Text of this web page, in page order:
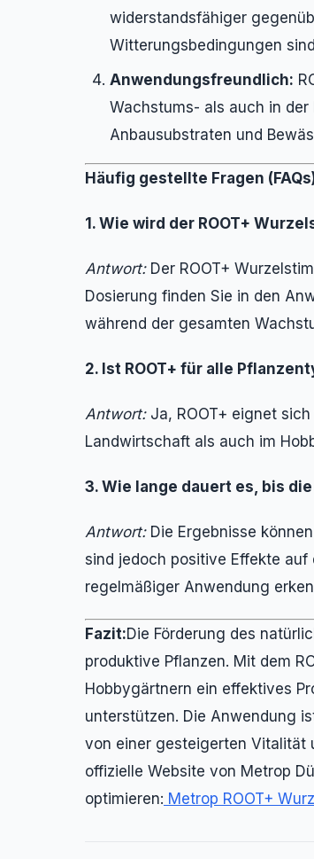
widerstandsfähiger
Witterungsbedingungen
Anwendungsfreundlich:
Wachstums- als auch in
Anbausubstraten und
Häufig gestellte Fragen
1. Wie wird der ROOT+
Antwort:Der ROOT+
Dosierung finden Sie in den
während der gesamten
2. Ist ROOT+ für alle
Antwort:Ja, ROOT+ eignet
Landwirtschaft als auch im
3. Wie lange dauert es, bis
Antwort:Die Ergebnisse
sind jedoch positive Effekte
regelmäßiger Anwendung
Fazit:Die Förderung des
produktive Pflanzen. Mit dem
Hobbygärtnern ein effektives
unterstützen. Die Anwendung
von einer gesteigerten Vitalität
offizielle Website von Metrop
optimieren: Metrop ROOT+